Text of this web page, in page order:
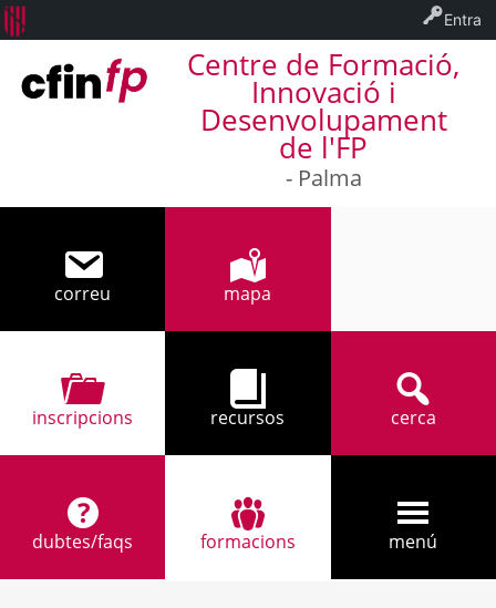
Centre de Formació,
Innovació i
Desenvolupament
de l'FP
- Palma
correu mapa
inscripcions recursos cerca
dubtes/faqs formacions menú
Entra